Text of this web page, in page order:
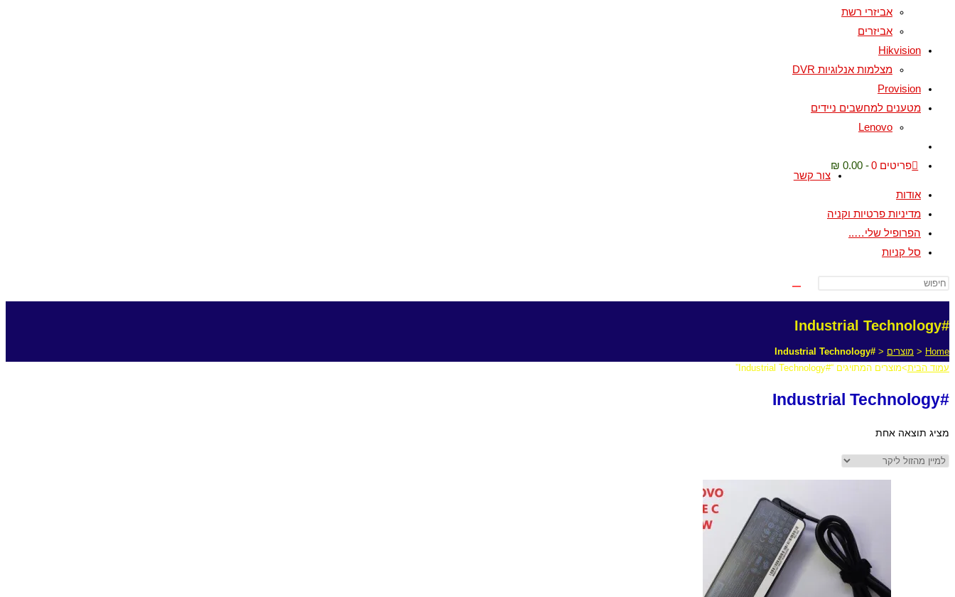
אביזרי רשת
אביזרים
Hikvision
מצלמות אנלוגיות DVR
Provision
מטענים למחשבים ניידים
Lenovo
פריטים 0
0.00 ₪
צור קשר
אודות
מדיניות פרטיות וקניה
הפרופיל שלי…..
סל קניות
#Industrial Technology
Home
< מוצרים <
#Industrial Technology
עמוד הבית>מוצרים המתויגים “#Industrial Technology”
#Industrial Technology
מציג תוצאה אחת